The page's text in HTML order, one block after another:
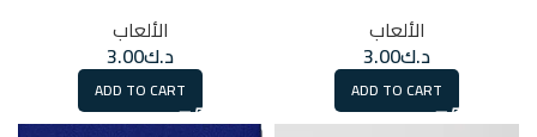
الألعاب
د.ك3.00
ADD TO CART
الألعاب
د.ك3.00
ADD TO CART